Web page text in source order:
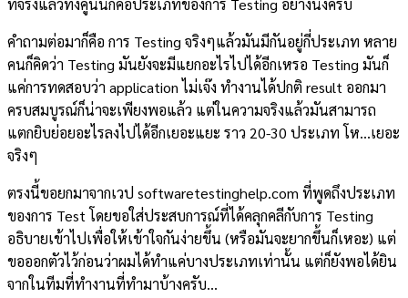
ที่จริงแล้วทั้งคู่นั้นก็คือประเภทของการ Testing อย่างนึงครับ
คำถามต่อมาก็คือ การ Testing จริงๆแล้วมันมีกันอยู่กี่ประเภท หลาย
คนก็คิดว่า Testing มันยังจะมีแยกอะไรไปได้อีกเหรอ Testing มันก็
แค่การทดสอบว่า application ไม่เจ๊ง ทำงานได้ปกติ result ออกมา
ครบสมบูรณ์ก็น่าจะเพียงพอแล้ว แต่ในความจริงแล้วมันสามารถ
แตกยิบย่อยอะไรลงไปได้อีกเยอะแยะ ราว 20-30 ประเภท โห…เยอะ
จริงๆ
ตรงนี้ขอยกมาจากเวป softwaretestinghelp.com ที่พูดถึงประเภท
ของการ Test โดยขอใส่ประสบการณ์ที่ได้คลุกคลีกับการ Testing
อธิบายเข้าไปเพื่อให้เข้าใจกันง่ายขึ้น (หรือมันจะยากขึ้นก็เหอะ) แต่
ขอออกตัวไว้ก่อนว่าผมได้ทำแค่บางประเภทเท่านั้น แต่ก็ยังพอได้ยิน
จากในทีมที่ทำงานที่ทำมาบ้างครับ…